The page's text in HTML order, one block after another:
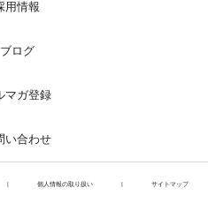
用情報
ブログ
マガ登録
い合わせ
個人情報の取り扱い サイトマップ